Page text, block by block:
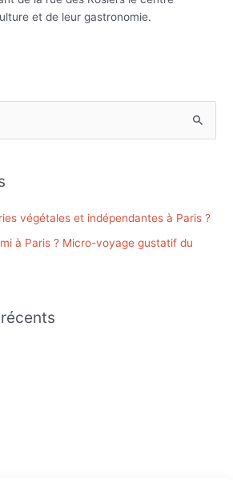
et de leur gastronomie.
végétales et indépendantes à Paris ?
à Paris ? Micro-voyage gustatif du